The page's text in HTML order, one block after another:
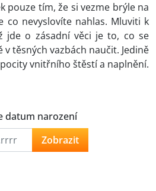
pouze tím, že si vezme brýle na
co nevyslovíte nahlas. Mluviti k
jde o zásadní věci je to, co se
těsných vazbách naučit. Jedině
vnitřního štěstí a naplnění.
datum narození
Zobrazit